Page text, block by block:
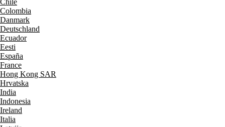
Chile
Colombia
Danmark
Deutschland
Ecuador
Eesti
España
France
Hong Kong SAR
Hrvatska
India
Indonesia
Ireland
Italia